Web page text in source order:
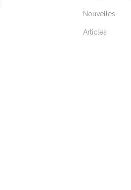
Nouvelles
Articles